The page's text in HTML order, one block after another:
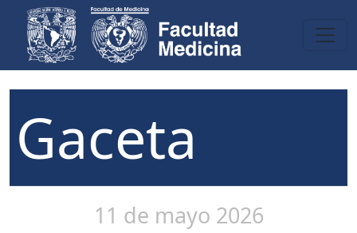
Gaceta
11 de mayo 2026